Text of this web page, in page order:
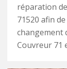
réparation
71520 afin
changement
Couvreur 71